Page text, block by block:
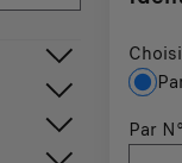
Par